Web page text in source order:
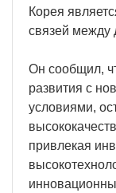
Корея
связей между
Он сообщил,
развития с
условиями,
привлекая